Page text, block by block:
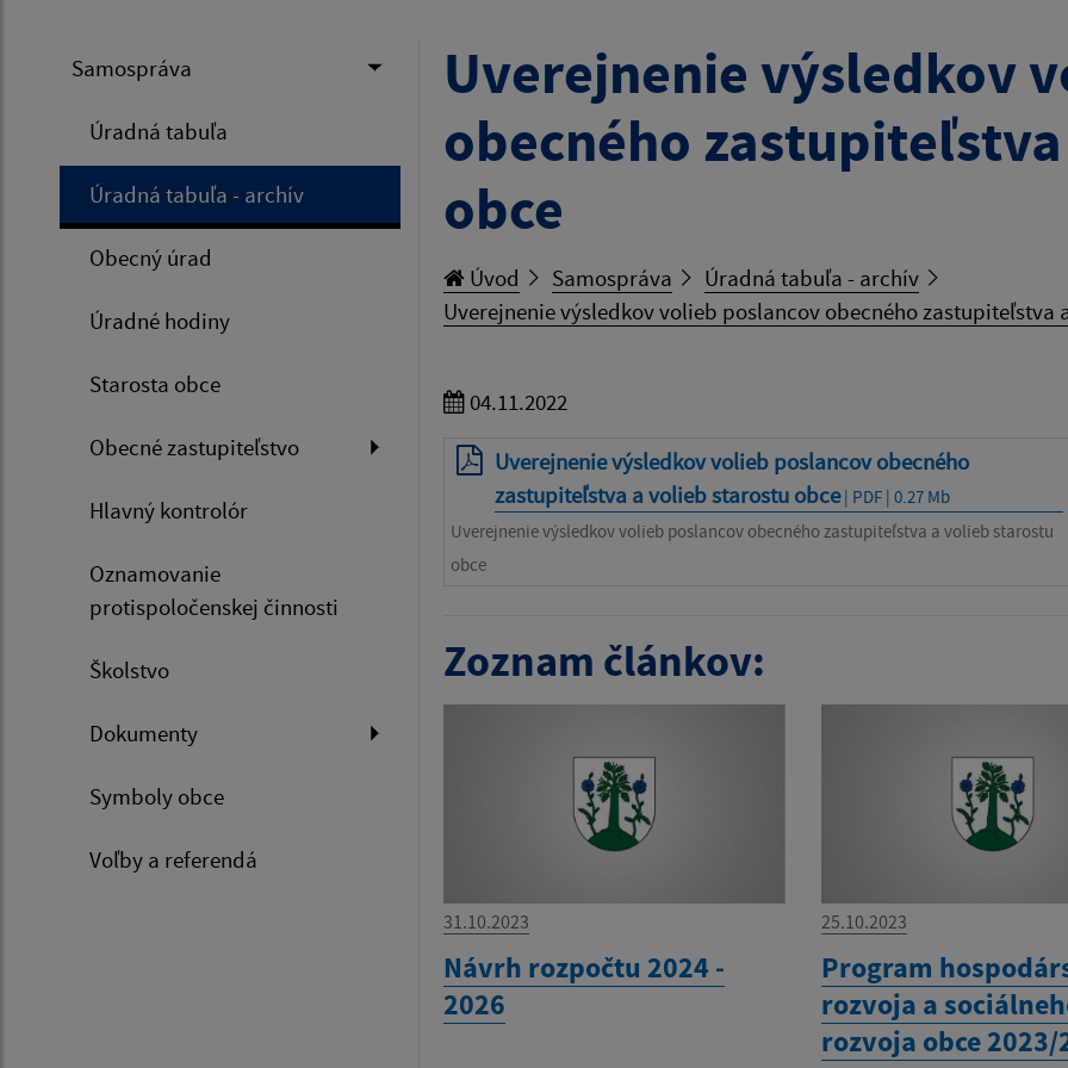
Samospráva
Úradná tabuľa
Úradná tabuľa - archív
Obecný úrad
Úradné hodiny
Starosta obce
Obecné zastupiteľstvo
Hlavný kontrolór
Oznamovanie
protispoločenskej činnosti
Školstvo
Dokumenty
Symboly obce
Voľby a referendá
Uverejnenie výsledkov
obecného
obce
Úvod Samospráva
Úradná tabuľa - archív
Uverejnenie výsledkov volieb poslancov obecného zastupiteľstva
04.11.2022
Uverejnenie výsledkov volieb poslancov obecného
zastupiteľstva a volieb starostu obce| PDF | 0.27 Mb
Uverejnenie výsledkov volieb poslancov obecného zastupiteľstva a volieb starostu
obce
Zoznam článkov:
31.10.2023
Návrh rozpočtu 2024 -
2026
25.10.2023
Program
rozvoja a
rozvoja obce 2023/